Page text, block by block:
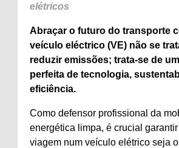
elétricos
Abraçar o futuro do transporte
veículo eléctrico (VE) não se
reduzir emissões; trata-se de
perfeita de tecnologia,
eficiência.
Como defensor profissional da
energética limpa, é crucial
viagem num veículo elétrico seja